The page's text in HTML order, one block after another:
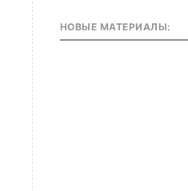
НОВЫЕ МАТЕРИАЛЫ: